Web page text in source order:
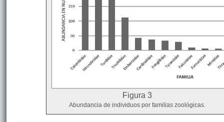
Figura 3
Abundancia de individuos por familias zoológicas.